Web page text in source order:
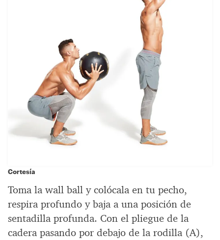
Cortesía
Toma la wall ball y colócala en tu pecho,
respira profundo y baja a una posición de
sentadilla profunda. Con el pliegue de la
cadera pasando por debajo de la rodilla (A),